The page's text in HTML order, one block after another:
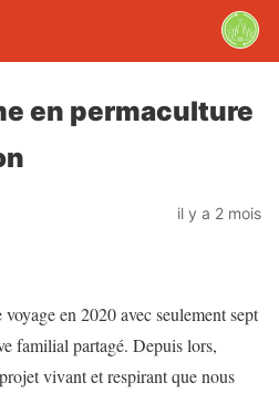
en permaculture
il y a 2 mois
en 2020 avec seulement sept
familial partagé. Depuis lors,
vivant et respirant que nous